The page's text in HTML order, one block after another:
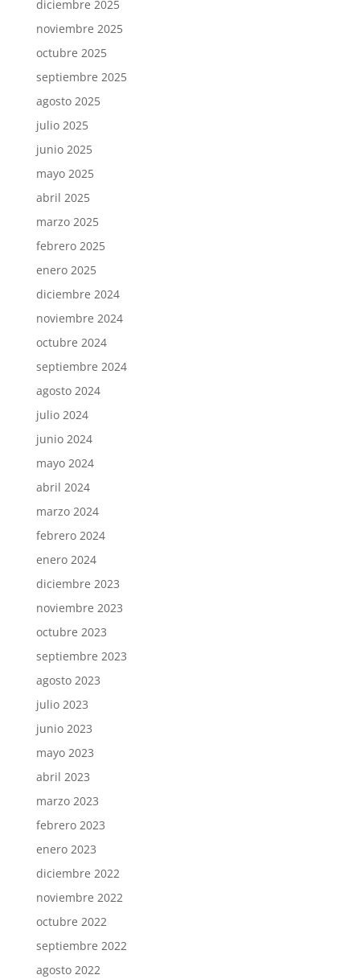
diciembre 2025
noviembre 2025
octubre 2025
septiembre 2025
agosto 2025
julio 2025
junio 2025
mayo 2025
abril 2025
marzo 2025
febrero 2025
enero 2025
diciembre 2024
noviembre 2024
octubre 2024
septiembre 2024
agosto 2024
julio 2024
junio 2024
mayo 2024
abril 2024
marzo 2024
febrero 2024
enero 2024
diciembre 2023
noviembre 2023
octubre 2023
septiembre 2023
agosto 2023
julio 2023
junio 2023
mayo 2023
abril 2023
marzo 2023
febrero 2023
enero 2023
diciembre 2022
noviembre 2022
octubre 2022
septiembre 2022
agosto 2022